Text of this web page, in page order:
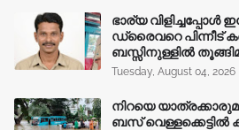
ഭാര്യ വിളിച്ചപ്പോള്‍
ഡ്രൈവറെ പിന്നീട്
ബസ്സിനുള്ളില്‍
Tuesday, August 04, 2026
നിറയെ
ബസ് വെള്ളക്കെട്ടിൽ